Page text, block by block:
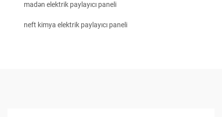
madən elektrik paylayıcı paneli
neft kimya elektrik paylayıcı paneli